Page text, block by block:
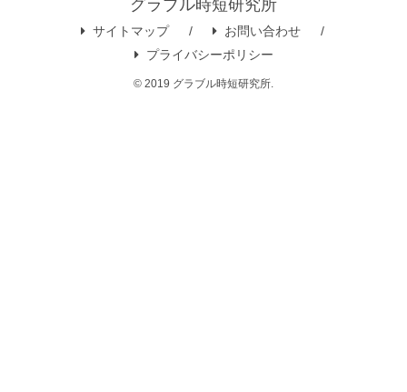
グラブル時短研究所
サイトマップ
お問い合わせ
プライバシーポリシー
© 2019 グラブル時短研究所.